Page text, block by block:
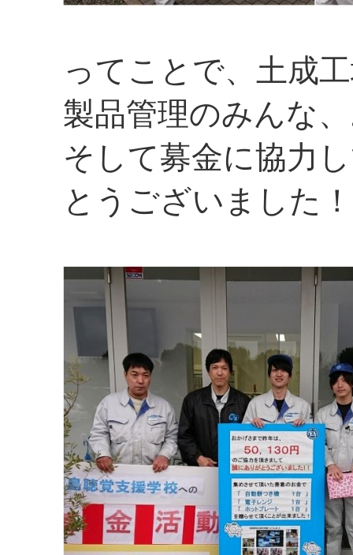
ってことで、土成
製品管理のみんな
そして募金に協力
とうございました！